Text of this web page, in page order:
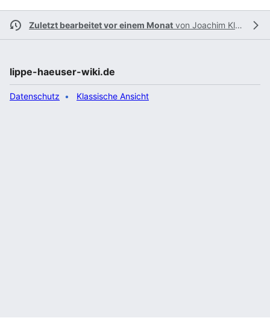
Zuletzt bearbeitet vor einem Monat von Joachim Kleinmanns
lippe-haeuser-wiki.de
Datenschutz Klassische Ansicht